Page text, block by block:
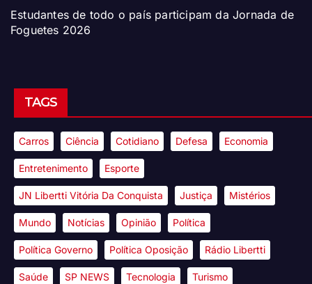
Estudantes de todo o país participam da Jornada de
Foguetes 2026
TAGS
Carros Ciência Cotidiano Defesa Economia
Entretenimento Esporte
JN Libertti Vitória Da Conquista Justiça Mistérios
Mundo Notícias Opinião Política
Política Governo Política Oposição Rádio Libertti
Saúde SP NEWS Tecnologia Turismo